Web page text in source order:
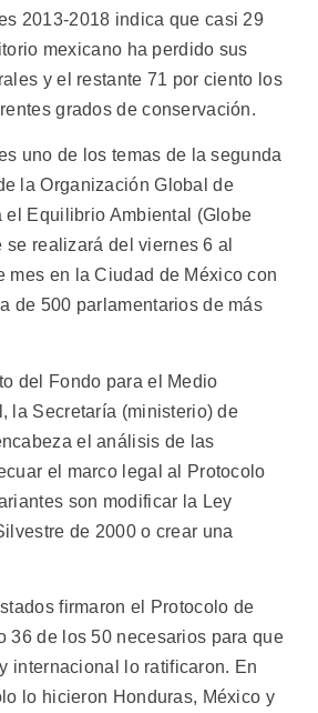
2013-2018 indica que casi 29
mexicano ha perdido sus
y el restante 71 por ciento los
grados de conservación.
uno de los temas de la segunda
la Organización Global de
el Equilibrio Ambiental (Globe
se realizará del viernes 6 al
mes en la Ciudad de México con
de 500 parlamentarios de más
del Fondo para el Medio
la Secretaría (ministerio) de
el análisis de las
el marco legal al Protocolo
son modificar la Ley
de 2000 o crear una
firmaron el Protocolo de
36 de los 50 necesarios para que
internacional lo ratificaron. En
lo hicieron Honduras, México y